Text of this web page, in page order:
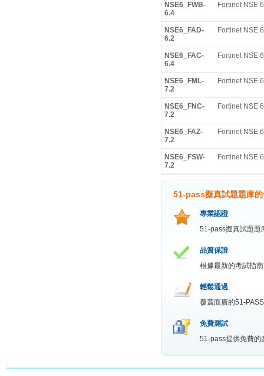
NSE6_FWB-
6.4
Fortinet NSE
NSE6_FAD-
6.2
Fortinet NSE
NSE6_FAC-
6.4
Fortinet NSE
NSE6_FML-
7.2
Fortinet NSE
NSE6_FNC-
7.2
Fortinet NSE
NSE6_FAZ-
7.2
Fortinet NSE
NSE6_FSW-
7.2
Fortinet NSE
51-pass擬真試題題庫
專業認證
51-pass擬真試題題
品質保證
根據最新的考試指
輕鬆通過
覆蓋面廣的51-
免費測試
51-pass提供免費的